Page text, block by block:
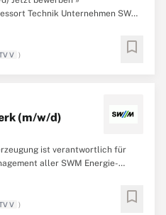
Technik Unternehmen SWM
ist verantwortlich
V ) bookmark
(m/w/d)
ist verantwortlich für
aller SWM Energie-
und Spitzenlastheizwerke
Nutzung von
V ) bookmark